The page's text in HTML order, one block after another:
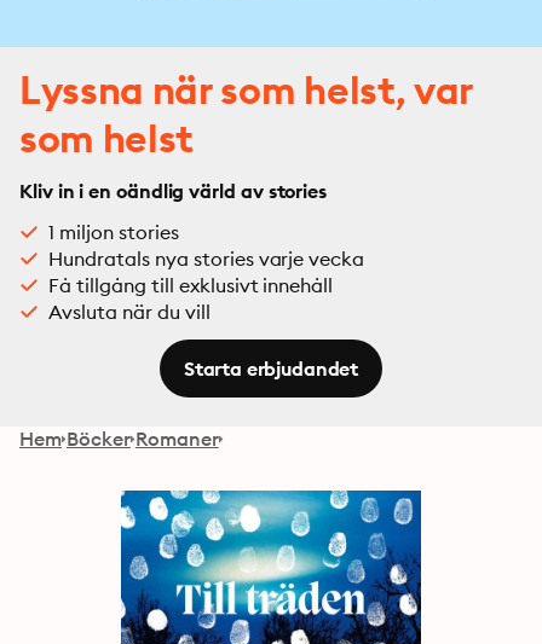
Lyssna när som helst, var
som helst
Kliv in i en oändlig värld av stories
1 miljon stories
Hundratals nya stories varje vecka
Få tillgång till exklusivt innehåll
Avsluta när du vill
Starta erbjudandet
Hem Böcker Romaner